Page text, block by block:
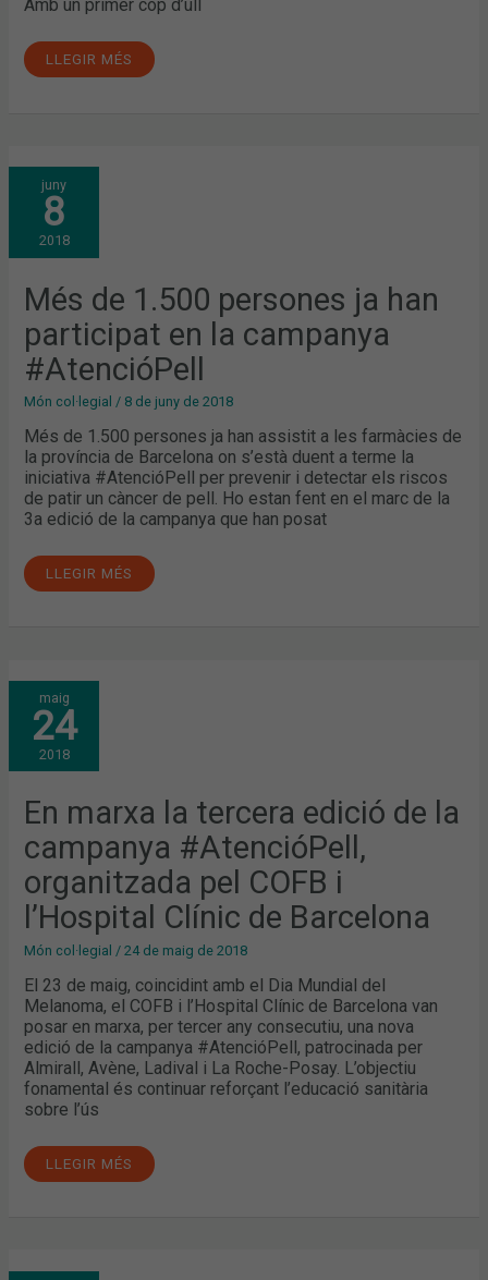
Amb un primer cop d’ull
LLEGIR MÉS
juny
8
2018
Més de 1.500 persones ja han
participat en la campanya
#AtencióPell
Món col·legial / 8 de juny de 2018
Més de 1.500 persones ja han assistit a les farmàcies de
la província de Barcelona on s’està duent a terme la
iniciativa #AtencióPell per prevenir i detectar els riscos
de patir un càncer de pell. Ho estan fent en el marc de la
3a edició de la campanya que han posat
MÉS
DE
1.500
PERSONES
JA
HAN
PARTICIPAT
LA
CAMPANYA
#ATENCIÓPELL
LLEGIR MÉS
maig
24
2018
En marxa la tercera edició de la
campanya #AtencióPell,
organitzada pel COFB i
l’Hospital Clínic de Barcelona
Món col·legial /24 de maig de 2018
El 23 de maig, coincidint amb el Dia Mundial del
Melanoma, el COFB i l’Hospital Clínic de Barcelona van
posar en marxa, per tercer any consecutiu, una nova
edició de la campanya #AtencióPell, patrocinada per
Almirall, Avène, Ladival i La Roche-Posay. L’objectiu
fonamental és continuar reforçant l’educació sanitària
sobre l’ús
EN
MARXA
LA
TERCERA
EDICIÓ
DE
LA
ORGANITZADA
PEL
COFB
I
L’HOSPITAL
CLÍNIC
DE
BARCELONA
LLEGIR MÉS
SEGON